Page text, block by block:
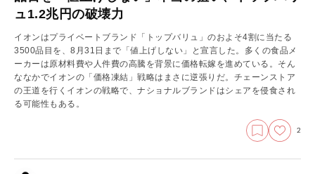
ュ1.2兆円の破壊力
イオンはプライベートブランド「トップバリュ」のおよそ4割に当たる
3500品目を、8月31日まで「値上げしない」と宣言した。多くの食品メ
ーカーは原材料費や人件費の高騰を背景に価格転嫁を進めている。そん
ななかでイオンの「価格凍結」戦略はまさに逆張りだ。チェーンストア
の王道を行くイオンの戦略で、ナショナルブランドはシェアを侵食され
る可能性もある。
2